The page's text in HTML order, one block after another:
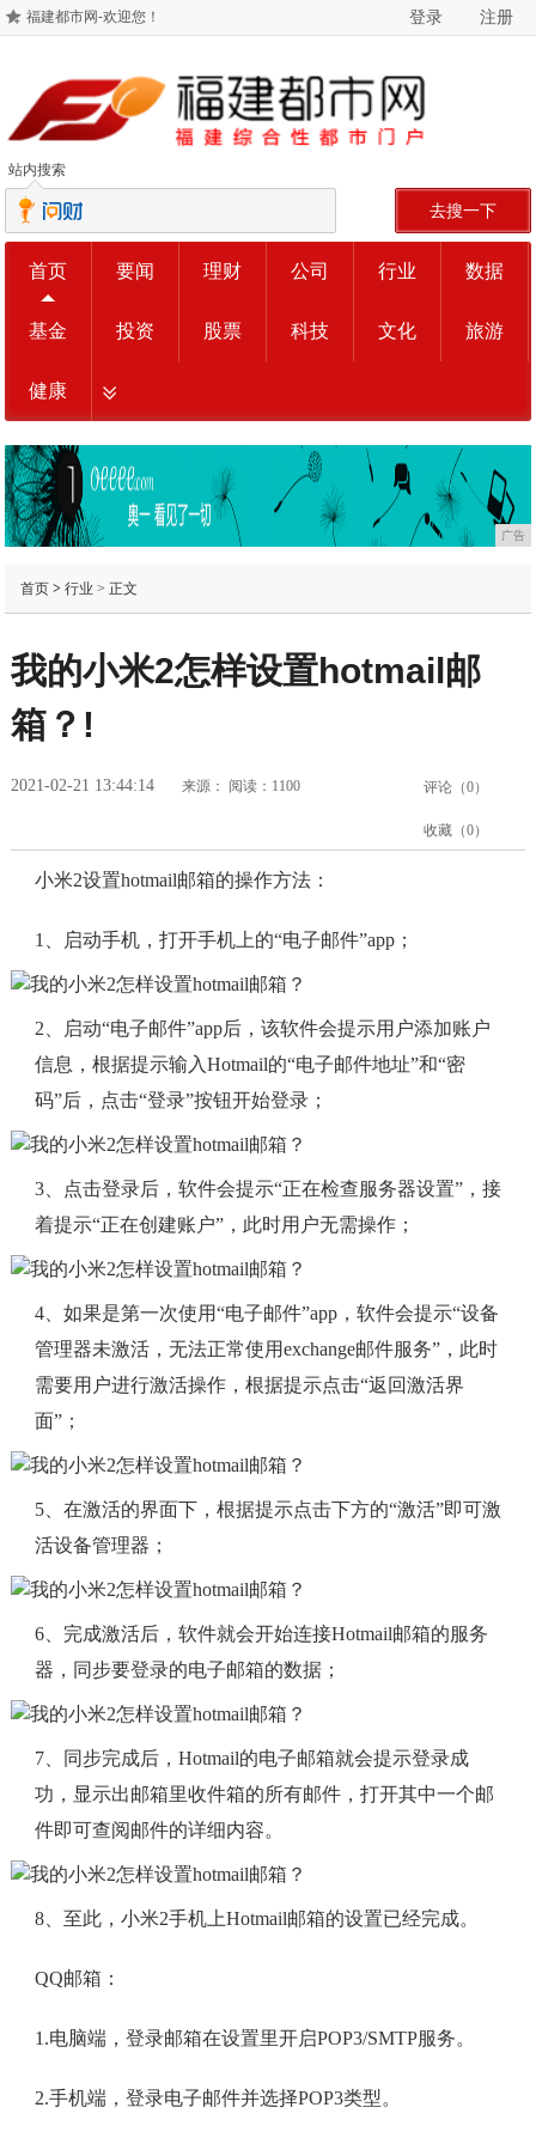
福建都市网-欢迎您！ 登录 注册
站内搜索
去搜一下
首页 要闻 理财 公司 行业 数据
基金 投资 股票 科技 文化 旅游
健康
广告
首页> 行业 > 正文
我的小米2怎样设置hotmail邮
箱？!
2021-02-21 13:44:14 来源： 阅读：1100 评论（0）
收藏（0）
小米2设置hotmail邮箱的操作方法：
1、启动手机，打开手机上的“电子邮件”app；
2、启动“电子邮件”app后，该软件会提示用户添加账户
信息，根据提示输入Hotmail的“电子邮件地址”和“密
码”后，点击“登录”按钮开始登录；
3、点击登录后，软件会提示“正在检查服务器设置”，接
着提示“正在创建账户”，此时用户无需操作；
4、如果是第一次使用“电子邮件”app，软件会提示“设备
管理器未激活，无法正常使用exchange邮件服务”，此时
需要用户进行激活操作，根据提示点击“返回激活界
面”；
5、在激活的界面下，根据提示点击下方的“激活”即可激
活设备管理器；
6、完成激活后，软件就会开始连接Hotmail邮箱的服务
器，同步要登录的电子邮箱的数据；
7、同步完成后，Hotmail的电子邮箱就会提示登录成
功，显示出邮箱里收件箱的所有邮件，打开其中一个邮
件即可查阅邮件的详细内容。
8、至此，小米2手机上Hotmail邮箱的设置已经完成。
QQ邮箱：
1.电脑端，登录邮箱在设置里开启POP3/SMTP服务。
2.手机端，登录电子邮件并选择POP3类型。